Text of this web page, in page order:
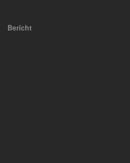
Bericht